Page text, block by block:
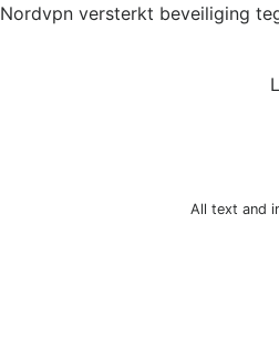
Nordvpn versterkt beveiliging
All text and